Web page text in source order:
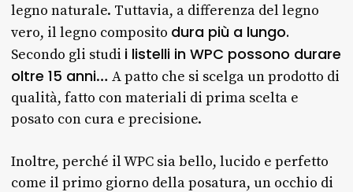
legno naturale. Tuttavia, a differenza del legno
vero, il legno composito dura più a lungo.
Secondo gli studi i listelli in WPC possono durare
oltre 15 anni… A patto che si scelga un prodotto di
qualità, fatto con materiali di prima scelta e
posato con cura e precisione.
Inoltre, perché il WPC sia bello, lucido e perfetto
come il primo giorno della posatura, un occhio di